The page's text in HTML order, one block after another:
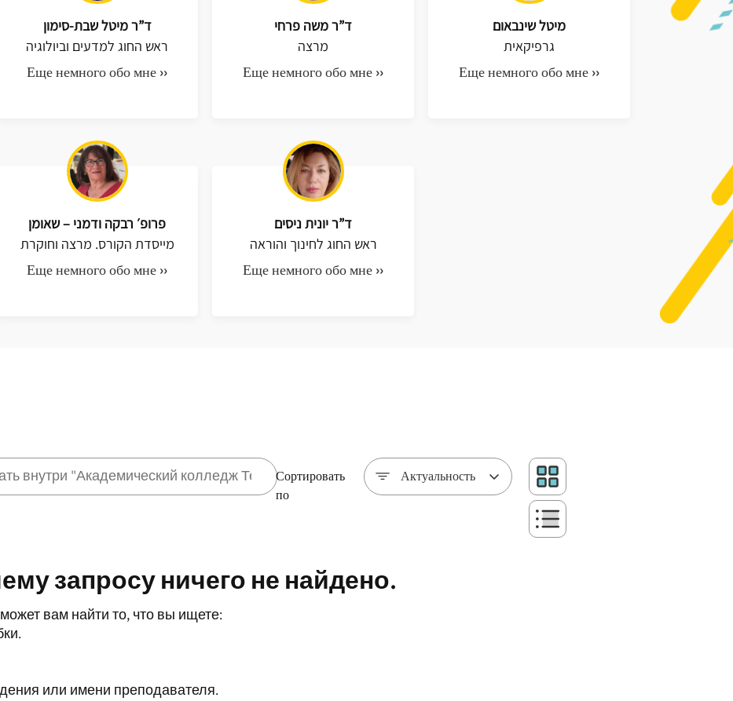
ד”ר מיטל שבת-סימון
ראש החוג למדעים וביולוגיה
Еще немного обо мне ››
ד”ר משה פרחי
מרצה
Еще немного обо мне ››
מיטל שינבאום
גרפיקאית
Еще немного обо мне ››
פרופ׳ רבקה ודמני – שאומן
מייסדת הקורס. מרצה וחוקרת
Еще немного обо мне ››
ד”ר יונית ניסים
ראש החוג לחינוך והוראה
Еще немного обо мне ››
Сортировать
по
Актуальность
запросу ничего не найдено.
вам найти то, что вы ищете:
или имени преподавателя.